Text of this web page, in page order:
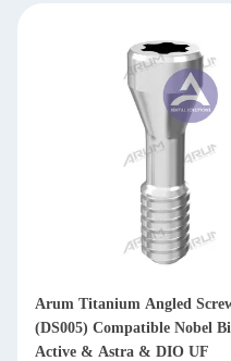
No.1
Arum Titanium
(LM235)
Ankylosl®